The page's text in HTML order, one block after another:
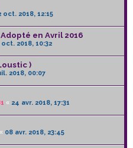
oct. 2018, 12:15
en Avril 2016
oct. 2018, 10:32
)
2018, 00:07
« 24 avr. 2018, 17:31
« 08 avr. 2018, 23:45